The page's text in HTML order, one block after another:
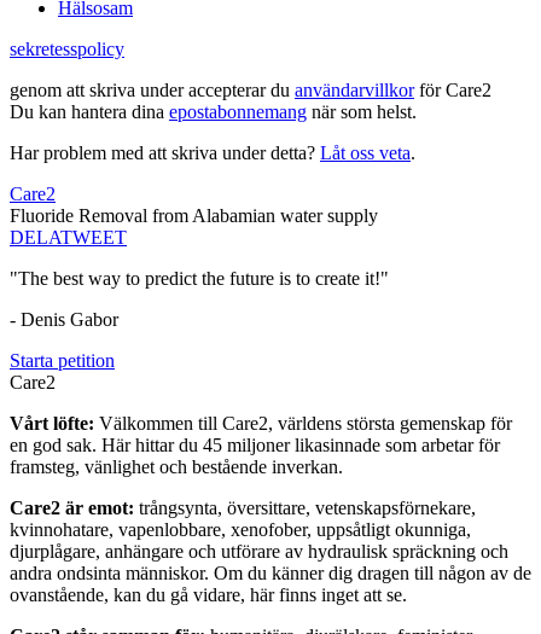
Hälsosam
sekretesspolicy
genom att skriva under accepterar du användarvillkorför Care2
Du kan hantera dina epostabonnemang när som helst.
Har problem med att skriva under detta? Låt oss veta.
Care2
Fluoride Removal from Alabamian water supply
DELATWEET
"The best way to predict the future is to create it!"
- Denis Gabor
Starta petition
Care2
Vårt löfte: Välkommen till Care2, världens största gemenskap för
en god sak. Här hittar du 45 miljoner likasinnade som arbetar för
framsteg, vänlighet och bestående inverkan.
Care2 är emot: trångsynta, översittare, vetenskapsförnekare,
kvinnohatare, vapenlobbare, xenofober, uppsåtligt okunniga,
djurplågare, anhängare och utförare av hydraulisk spräckning och
andra ondsinta människor. Om du känner dig dragen till någon av de
ovanstående, kan du gå vidare, här finns inget att se.